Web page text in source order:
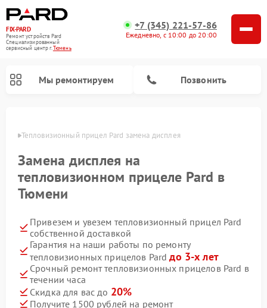
FIX-PARD
Ремонт устройств Pard
Специализированный
cервисный центр г.Тюмень
+7 (345) 221-57-86
Ежедневно, с 10:00 до 20:00
Мы ремонтируем Позвонить
Тепловизионный прицел Pard замена дисплея
Замена дисплея на
тепловизионном прицеле Pard в
Тюмени
Привезем и увезем тепловизионный прицел Pard
собственной доставкой
Гарантия на наши работы по ремонту
тепловизионных прицелов Pardдо 3-х лет
Срочный ремонт тепловизионных прицелов Pard в
течении часа
Скидка для вас до 20%
Получите 1500 рублей на ремонт